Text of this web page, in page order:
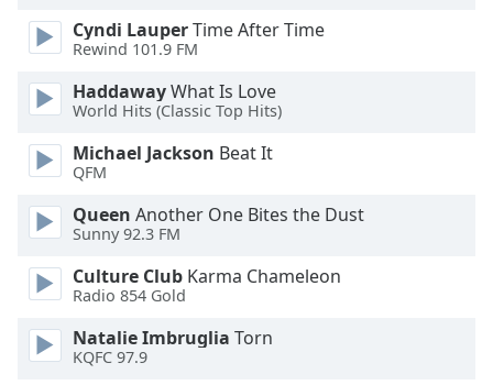
Background
Color
Opacity
Font
Size
Text
Edge
Cyndi LauperTime After Time
Rewind 101.9 FM
HaddawayWhat Is Love
World Hits (Classic Top Hits)
Michael Jackson Beat It
QFM
Queen Another One Bites the Dust
Sunny 92.3 FM
Culture Club Karma Chameleon
Radio 854 Gold
Natalie Imbruglia Torn
KQFC 97.9